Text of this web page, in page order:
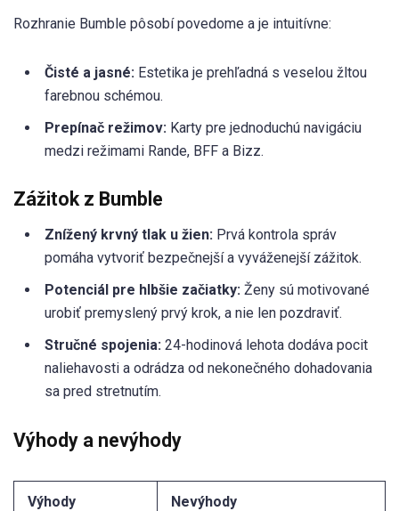
Rozhranie Bumble pôsobí povedome a je intuitívne:
Čisté a jasné: Estetika je prehľadná s veselou žltou
farebnou schémou.
Prepínač režimov: Karty pre jednoduchú navigáciu
medzi režimami Rande, BFF a Bizz.
Zážitok z Bumble
Znížený krvný tlak u žien: Prvá kontrola správ
pomáha vytvoriť bezpečnejší a vyváženejší zážitok.
Potenciál pre hlbšie začiatky: Ženy sú motivované
urobiť premyslený prvý krok, a nie len pozdraviť.
Stručné spojenia: 24-hodinová lehota dodáva pocit
naliehavosti a odrádza od nekonečného dohadovania
sa pred stretnutím.
Výhody a nevýhody
Výhody Nevýhody